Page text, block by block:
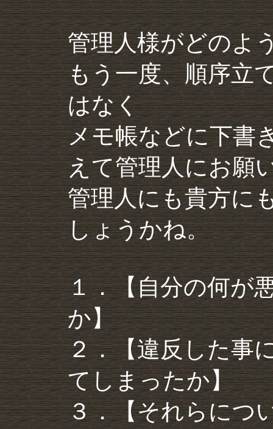
管理人様がどのよ
もう一度、順序立
はなく
メモ帳などに下書
えて管理人にお願
管理人にも貴方に
しょうかね。
１．【自分の何が
か】
２．【違反した事
てしまったか】
３．【それらにつ